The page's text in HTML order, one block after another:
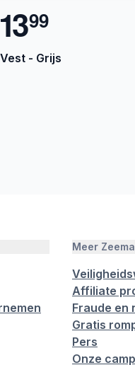
1399
Vest - Grijs
Meer
Affiliate
Fraude en
Gratis
Pers
Onze